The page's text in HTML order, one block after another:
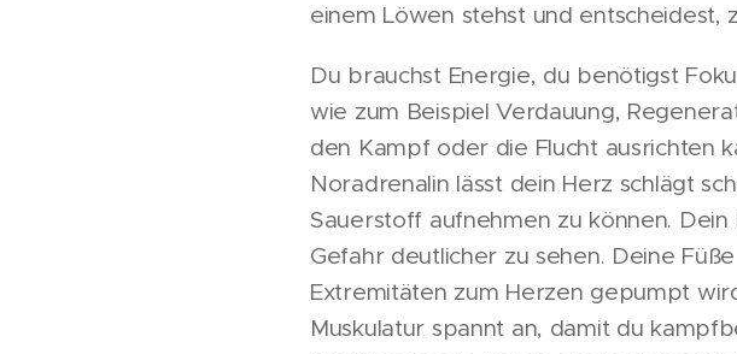
einem Löwen stehst und
Du brauchst Energie, du benötigst
wie zum Beispiel Verdauung,
den Kampf oder die Flucht ausrichten
Noradrenalin lässt dein Herz schlägt
Sauerstoff aufnehmen zu können.
Gefahr deutlicher zu sehen. Deine
Extremitäten zum Herzen gepumpt
Muskulatur spannt an, damit du